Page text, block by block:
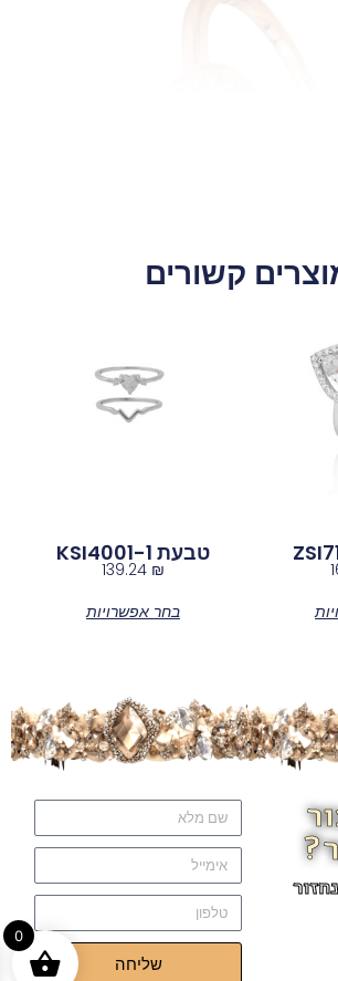
קשורים
טבעת KSI4001-1
139.24 ₪
בחר אפשרויות
שליחה
0